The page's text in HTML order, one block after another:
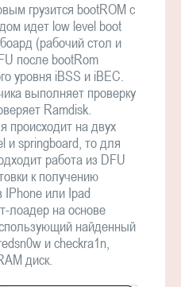
грузится bootROM с
идет low level boot
(рабочий стол и
после bootRom
уровня iBSS и iBEC.
выполняет проверку
Ramdisk.
происходит на двух
и springboard, то для
работа из DFU
к получению
или Ipad
лоадер на основе
найденный
и checkra1n,
диск.